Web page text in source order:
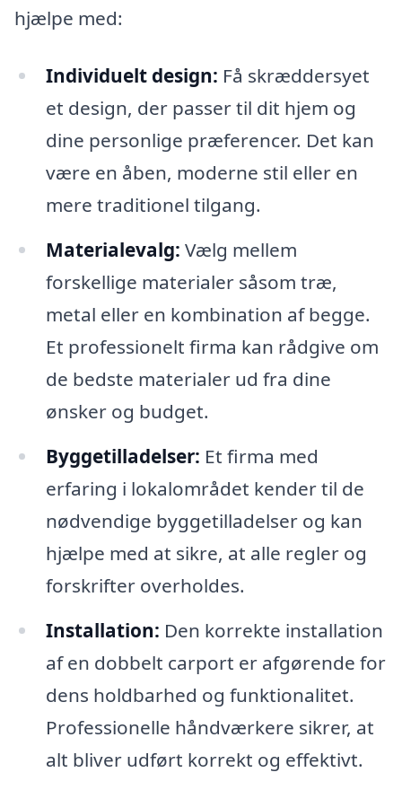
hjælpe med:
Individuelt design: Få skræddersyet
et design, der passer til dit hjem og
dine personlige præferencer. Det kan
være en åben, moderne stil eller en
mere traditionel tilgang.
Materialevalg: Vælg mellem
forskellige materialer såsom træ,
metal eller en kombination af begge.
Et professionelt firma kan rådgive om
de bedste materialer ud fra dine
ønsker og budget.
Byggetilladelser: Et firma med
erfaring i lokalområdet kender til de
nødvendige byggetilladelser og kan
hjælpe med at sikre, at alle regler og
forskrifter overholdes.
Installation: Den korrekte installation
af en dobbelt carport er afgørende for
dens holdbarhed og funktionalitet.
Professionelle håndværkere sikrer, at
alt bliver udført korrekt og effektivt.